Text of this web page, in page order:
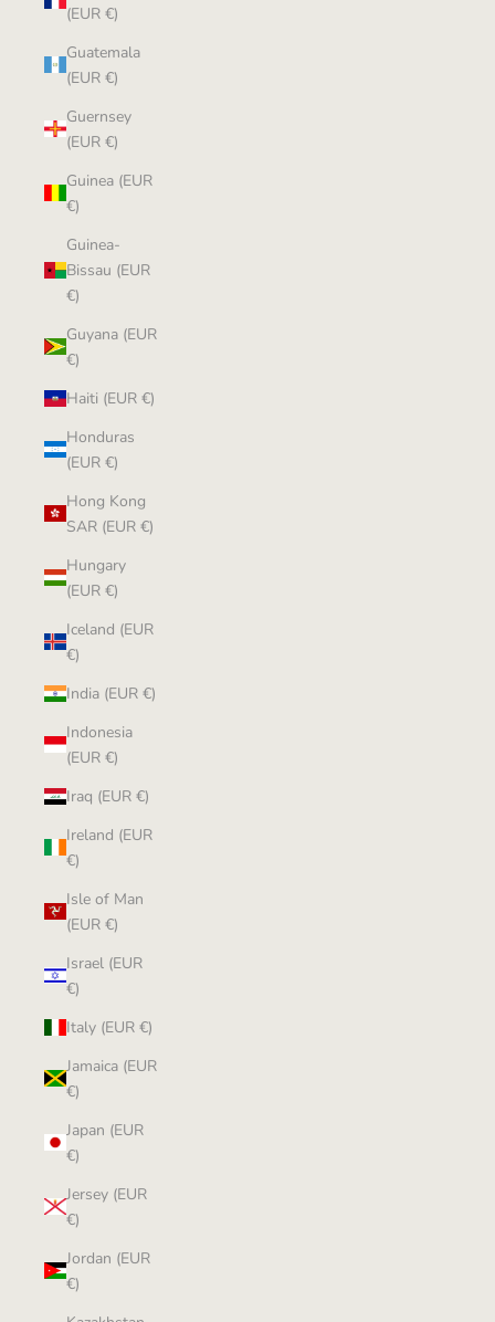
(EUR €)
Guatemala
(EUR €)
Guernsey
(EUR €)
Guinea (EUR
€)
Guinea-
Bissau (EUR
€)
Guyana (EUR
€)
Haiti (EUR €)
Honduras
(EUR €)
Hong Kong
SAR (EUR €)
Hungary
(EUR €)
Iceland (EUR
€)
India (EUR €)
Indonesia
(EUR €)
Iraq (EUR €)
Ireland (EUR
€)
Isle of Man
(EUR €)
Israel (EUR
€)
Italy (EUR €)
Jamaica (EUR
€)
Japan (EUR
€)
Jersey (EUR
€)
Jordan (EUR
€)